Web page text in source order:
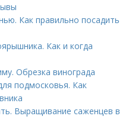
Как правильно посадить
Как и когда
Обрезка винограда
подмосковья. Как
Выращивание саженцев в